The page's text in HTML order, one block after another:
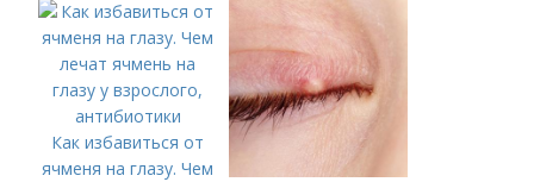
Как избавиться от
ячменя на глазу. Чем